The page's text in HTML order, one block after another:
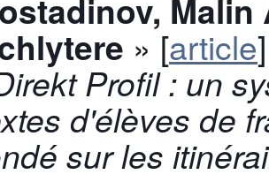
Malin
» [article
Profil : un
d'élèves de
sur les